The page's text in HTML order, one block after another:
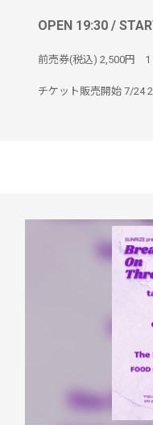
OPEN 19:30 /
前売券(税込) 2,500円
チケット販売開始 7/24